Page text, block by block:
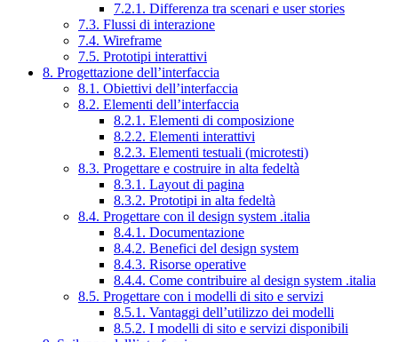
7.2.1. Differenza tra scenari e user stories
7.3. Flussi di interazione
7.4. Wireframe
7.5. Prototipi interattivi
8. Progettazione dell’interfaccia
8.1. Obiettivi dell’interfaccia
8.2. Elementi dell’interfaccia
8.2.1. Elementi di composizione
8.2.2. Elementi interattivi
8.2.3. Elementi testuali (microtesti)
8.3. Progettare e costruire in alta fedeltà
8.3.1. Layout di pagina
8.3.2. Prototipi in alta fedeltà
8.4. Progettare con il design system .italia
8.4.1. Documentazione
8.4.2. Benefici del design system
8.4.3. Risorse operative
8.4.4. Come contribuire al design system .italia
8.5. Progettare con i modelli di sito e servizi
8.5.1. Vantaggi dell’utilizzo dei modelli
8.5.2. I modelli di sito e servizi disponibili